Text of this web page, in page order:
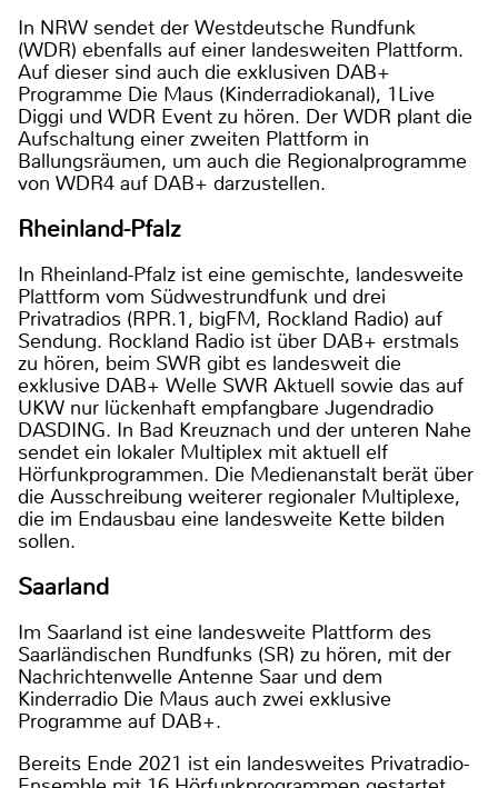
In NRW sendet der Westdeutsche Rundfunk
(WDR) ebenfalls auf einer landesweiten Plattform.
Auf dieser sind auch die exklusiven DAB+
Programme Die Maus (Kinderradiokanal), 1Live
Diggi und WDR Event zu hören. Der WDR plant die
Aufschaltung einer zweiten Plattform in
Ballungsräumen, um auch die Regionalprogramme
von WDR4 auf DAB+ darzustellen.
Rheinland-Pfalz
In Rheinland-Pfalz ist eine gemischte, landesweite
Plattform vom Südwestrundfunk und drei
Privatradios (RPR.1, bigFM, Rockland Radio) auf
Sendung. Rockland Radio ist über DAB+ erstmals
zu hören, beim SWR gibt es landesweit die
exklusive DAB+ Welle SWR Aktuell sowie das auf
UKW nur lückenhaft empfangbare Jugendradio
DASDING. In Bad Kreuznach und der unteren Nahe
sendet ein lokaler Multiplex mit aktuell elf
Hörfunkprogrammen. Die Medienanstalt berät über
die Ausschreibung weiterer regionaler Multiplexe,
die im Endausbau eine landesweite Kette bilden
sollen.
Saarland
Im Saarland ist eine landesweite Plattform des
Saarländischen Rundfunks (SR) zu hören, mit der
Nachrichtenwelle Antenne Saar und dem
Kinderradio Die Maus auch zwei exklusive
Programme auf DAB+.
Bereits Ende 2021 ist ein landesweites Privatradio-